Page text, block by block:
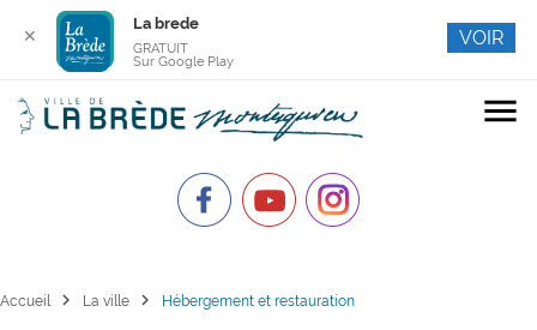
menu
Accueil chevron_right La ville chevron_right Hébergement et restauration
✕
La brede
GRATUIT
Sur Google Play
VOIR